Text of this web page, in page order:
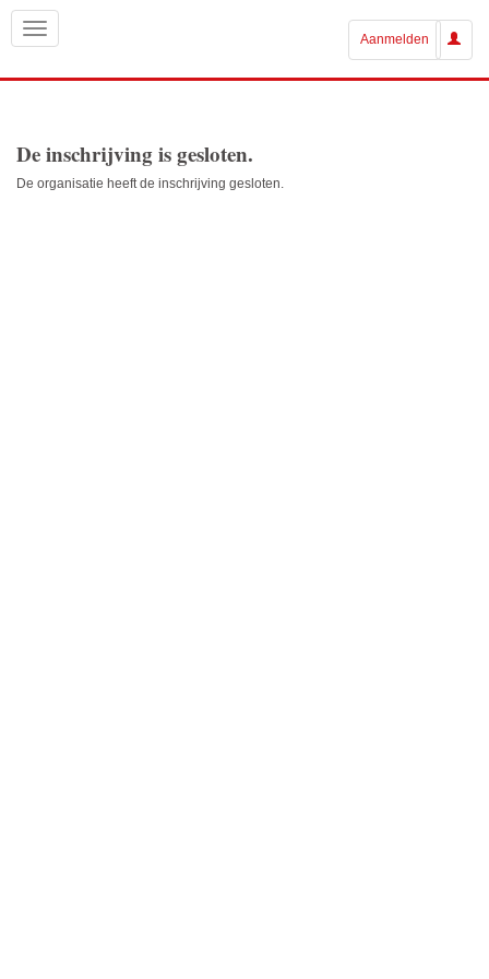
Aanmelden
De inschrijving is gesloten.
De organisatie heeft de inschrijving gesloten.